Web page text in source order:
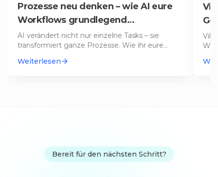
Prozesse neu denken – wie AI eure
Workflows grundlegend
transformiert
AI verändert nicht nur einzelne Tasks – sie
transformiert ganze Prozesse. Wie ihr eure
Weiterlesen
Wir
Bereit für den nächsten Schritt?